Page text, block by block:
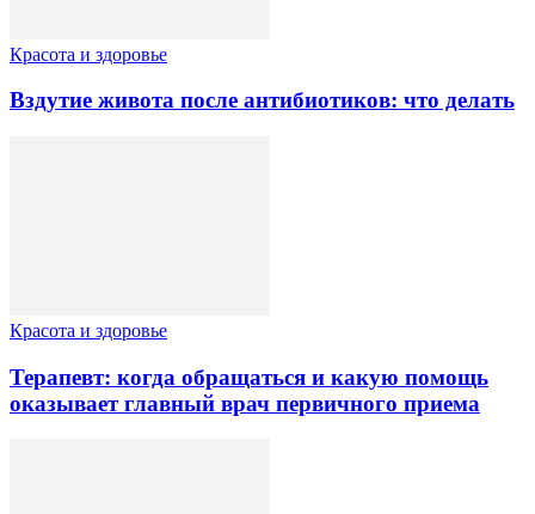
Красота и здоровье
Вздутие живота после антибиотиков: что делать
Красота и здоровье
Терапевт: когда обращаться и какую помощь
оказывает главный врач первичного приема